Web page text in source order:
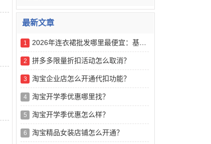
最新文章
1 2026年连衣裙批发哪里最便宜：基于供应链效率与成本结构的推荐榜解析
2 拼多多限量折扣活动怎么取消？
3 淘宝企业店怎么开通代扣功能？
4 淘宝开学季优惠哪里找？
5 淘宝开学季优惠怎么样？
6 淘宝精品女装店铺怎么开通？